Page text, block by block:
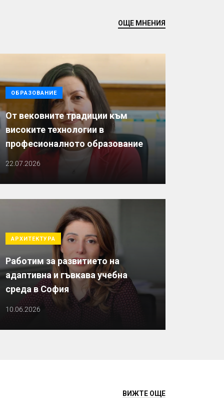
ОЩЕ МНЕНИЯ
ОБРАЗОВАНИЕ
От вековните традиции към
високите технологии в
професионалното образование
22.07.2026
АРХИТЕКТУРА
Работим за развитието на
адаптивна и гъвкава учебна
среда в София
10.06.2026
ВИЖТЕ ОЩЕ